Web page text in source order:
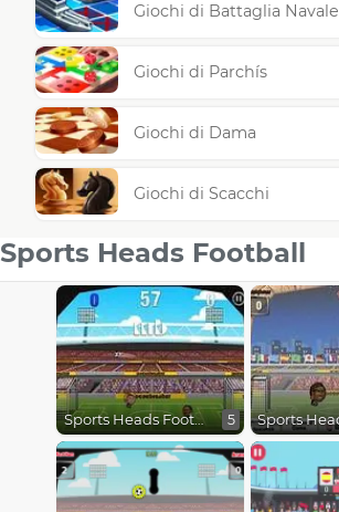
Giochi di Battaglia Navale
Giochi di Parchís
Giochi di Dama
Giochi di Scacchi
Sports Heads Football
Sports Heads Football 5